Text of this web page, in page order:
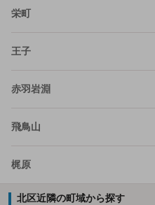
栄町
王子
赤羽岩淵
飛鳥山
梶原
北区近隣の町域から探す